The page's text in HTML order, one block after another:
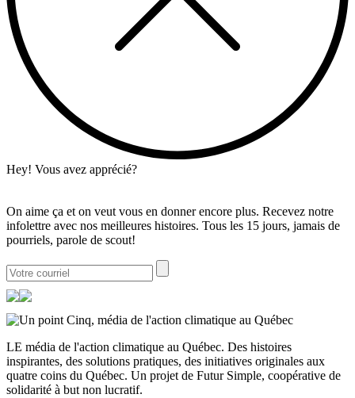
Hey! Vous avez apprécié?
On aime ça et on veut vous en donner encore plus. Recevez notre
infolettre avec nos meilleures histoires. Tous les 15 jours, jamais de
pourriels, parole de scout!
LE média de l'action climatique au Québec. Des histoires
inspirantes, des solutions pratiques, des initiatives originales aux
quatre coins du Québec. Un projet de Futur Simple, coopérative de
solidarité à but non lucratif.